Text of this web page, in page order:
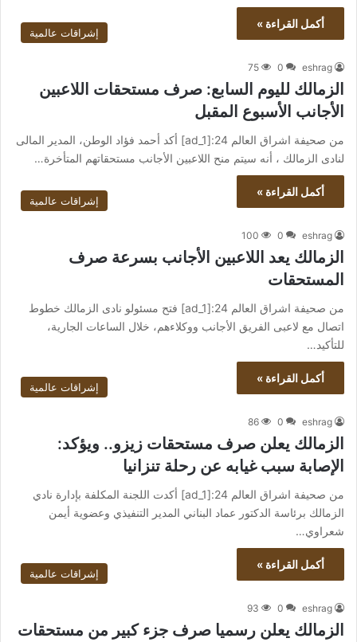
أكمل القراءة »
إشراقات عالمية
eshrag
0
75
الزمالك لليوم السابع: صرف مستحقات اللاعبين
الأجانب الأسبوع المقبل
من صحيفة اشراق العالم 24:[ad_1] أكد أحمد فؤاد الوطن، المدير المالى
لنادى الزمالك ، أنه سيتم منح اللاعبين الأجانب مستحقاتهم المتأخرة…
أكمل القراءة »
إشراقات عالمية
eshrag
0
100
الزمالك يعد اللاعبين الأجانب بسرعة صرف
المستحقات
من صحيفة اشراق العالم 24:[ad_1] فتح مسئولو نادى الزمالك خطوط
اتصال مع لاعبى الفريق الأجانب ووكلاءهم، خلال الساعات الجارية،
للتأكيد…
أكمل القراءة »
إشراقات عالمية
eshrag
0
86
الزمالك يعلن صرف مستحقات زيزو.. ويؤكد:
الإصابة سبب غيابه عن رحلة تنزانيا
من صحيفة اشراق العالم 24:[ad_1] أكدت اللجنة المكلفة بإدارة نادي
الزمالك برئاسة الدكتور عماد البناني المدير التنفيذي وعضوية أيمن
شعراوي…
أكمل القراءة »
إشراقات عالمية
eshrag
0
93
الزمالك يعلن رسميا صرف جزء كبير من مستحقات